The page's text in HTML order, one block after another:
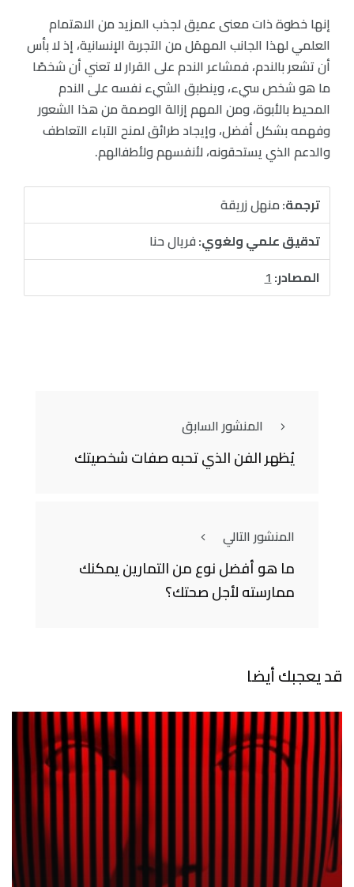
إنها خطوة ذات معنى عميق لجذب المزيد من الاهتمام
العلمي لهذا الجانب المهمَل من التجربة الإنسانية، إذ لا بأس
أن تشعر بالندم، فمشاعر الندم على القرار لا تعني أن شخصًا
ما هو شخص سيء، وينطبق الشيء نفسه على الندم
المحيط بالأبوة، ومن المهم إزالة الوصمة من هذا الشعور
وفهمه بشكل أفضل، وإيجاد طرائق لمنح الآباء التعاطف
والدعم الذي يستحقونه، لأنفسهم ولأطفالهم.
ترجمة:منهل زريقة
تدقيق علمي ولغوي:فريال حنا
المصادر:1
المنشور السابق
يُظهر الفن الذي تحبه صفات شخصيتك
المنشور التالي
ما هو أفضل نوع من التمارين يمكنك
ممارسته لأجل صحتك؟
قد يعجبك أيضا